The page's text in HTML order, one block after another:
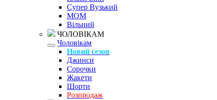
Супер Вузький
MOM
Вільний
ЧОЛОВІКАМ
Чоловікам
Новий сезон
Джинси
Сорочки
Жакети
Шорти
Розпродаж